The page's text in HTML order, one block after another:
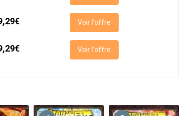
Voir l'offre
Voir l'offre